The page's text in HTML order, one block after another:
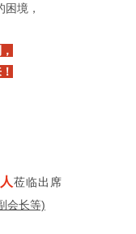
境，
莅临出席
会长等)